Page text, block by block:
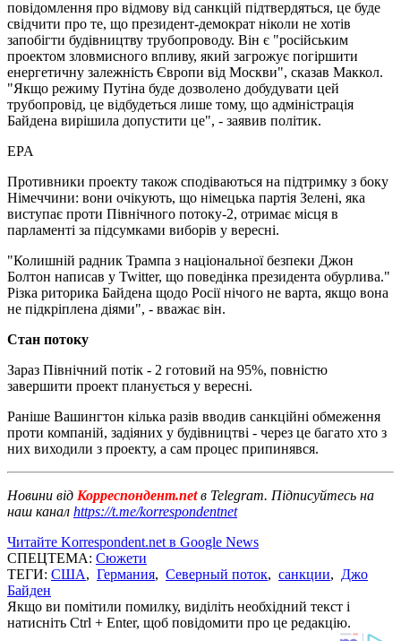
повідомлення про відмову від санкцій підтвердяться, це буде
свідчити про те, що президент-демократ ніколи не хотів
запобігти будівництву трубопроводу. Він є "російським
проектом зловмисного впливу, який загрожує погіршити
енергетичну залежність Європи від Москви", сказав Маккол.
"Якщо режиму Путіна буде дозволено добудувати цей
трубопровід, це відбудеться лише тому, що адміністрація
Байдена вирішила допустити це", - заявив політик.
EPA
Противники проекту також сподіваються на підтримку з боку
Німеччини: вони очікують, що німецька партія Зелені, яка
виступає проти Північного потоку-2, отримає місця в
парламенті за підсумками виборів у вересні.
"Колишній радник Трампа з національної безпеки Джон
Болтон написав у Twitter, що поведінка президента обурлива."
Різка риторика Байдена щодо Росії нічого не варта, якщо вона
не підкріплена діями", - вважає він.
Стан потоку
Зараз Північний потік - 2 готовий на 95%, повністю
завершити проект планується у вересні.
Раніше Вашингтон кілька разів вводив санкційні обмеження
проти компаній, задіяних у будівництві - через це багато хто з
них виходили з проекту, а сам процес припинявся.
Новини від Корреспондент.netв Telegram. Підписуйтесь на
наш канал https://t.me/korrespondentnet
Читайте Korrespondent.net в Google News
СПЕЦТЕМА: Сюжети
ТЕГИ: США, Германия, Северный поток, санкции, Джо
Байден
Якщо ви помітили помилку, виділіть необхідний текст і
натисніть Ctrl + Enter, щоб повідомити про це редакцію.